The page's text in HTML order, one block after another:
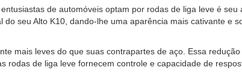
de automóveis optam por rodas de liga leve é
seu Alto K10, dando-lhe uma aparência mais cativante e
mais leves do que suas contrapartes de aço. Essa
de liga leve fornecem controle e capacidade de